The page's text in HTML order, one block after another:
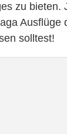
zu bieten.
Ausflüge
solltest!